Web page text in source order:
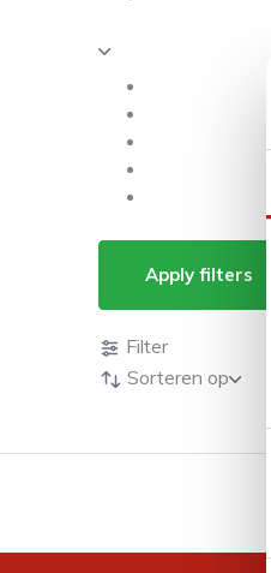
Apply filters
Filter
Sorteren op